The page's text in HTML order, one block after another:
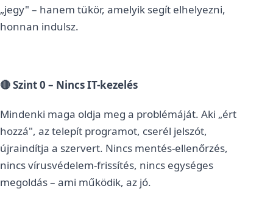
„jegy" – hanem tükör, amelyik segít elhelyezni,
honnan indulsz.
🔴 Szint 0 – Nincs IT-kezelés
Mindenki maga oldja meg a problémáját. Aki „ért
hozzá", az telepít programot, cserél jelszót,
újraindítja a szervert. Nincs mentés-ellenőrzés,
nincs vírusvédelem-frissítés, nincs egységes
megoldás – ami működik, az jó.